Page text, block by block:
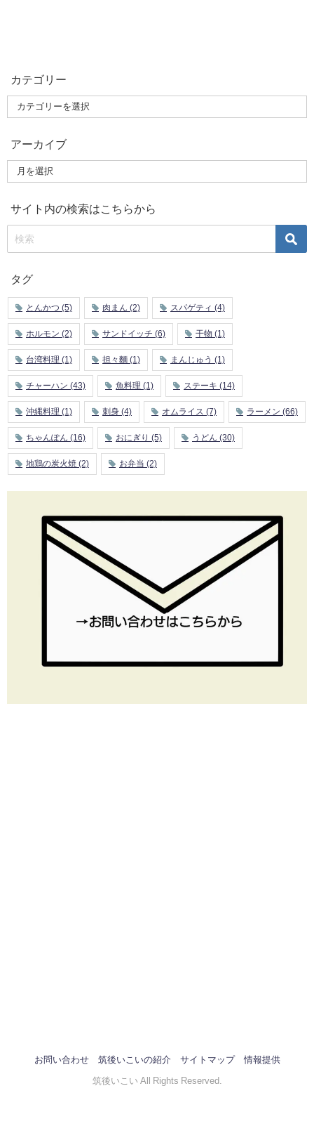
カテゴリー
アーカイブ
サイト内の検索はこちらから
タグ
とんかつ (5) 肉まん (2) スパゲティ (4)
ホルモン (2) サンドイッチ (6) 干物 (1)
台湾料理 (1) 担々麵 (1) まんじゅう (1)
チャーハン (43) 魚料理 (1) ステーキ (14)
沖縄料理 (1) 刺身 (4) オムライス (7) ラーメン (66)
ちゃんぽん (16) おにぎり (5) うどん (30)
地鶏の炭火焼 (2) お弁当 (2)
お問い合わせ 筑後いこいの紹介 サイトマップ 情報提供
筑後いこい All Rights Reserved.